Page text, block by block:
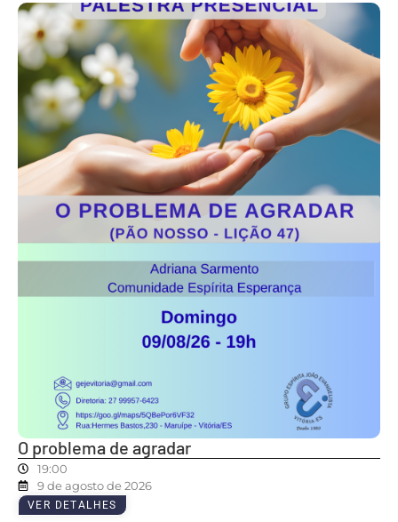
O problema de agradar
19:00
9 de agosto de 2026
VER DETALHES